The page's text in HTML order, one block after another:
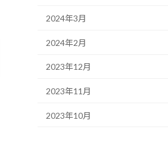
2024年3月
2024年2月
2023年12月
2023年11月
2023年10月